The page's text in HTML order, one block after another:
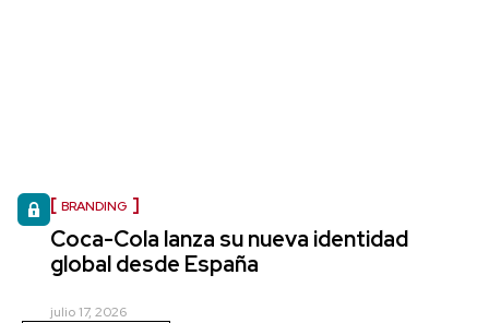
BRANDING
Coca-Cola lanza su nueva identidad
global desde España
julio 17, 2026